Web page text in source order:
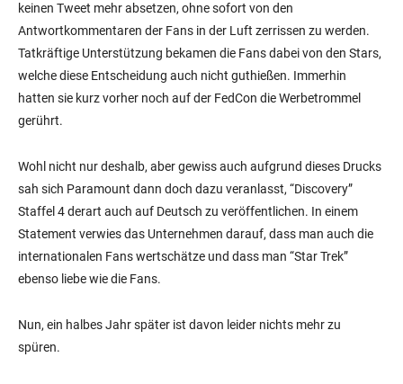
keinen Tweet mehr absetzen, ohne sofort von den
Antwortkommentaren der Fans in der Luft zerrissen zu werden.
Tatkräftige Unterstützung bekamen die Fans dabei von den Stars,
welche diese Entscheidung auch nicht guthießen. Immerhin
hatten sie kurz vorher noch auf der FedCon die Werbetrommel
gerührt.
Wohl nicht nur deshalb, aber gewiss auch aufgrund dieses Drucks
sah sich Paramount dann doch dazu veranlasst, “Discovery”
Staffel 4 derart auch auf Deutsch zu veröffentlichen. In einem
Statement verwies das Unternehmen darauf, dass man auch die
internationalen Fans wertschätze und dass man “Star Trek”
ebenso liebe wie die Fans.
Nun, ein halbes Jahr später ist davon leider nichts mehr zu
spüren.